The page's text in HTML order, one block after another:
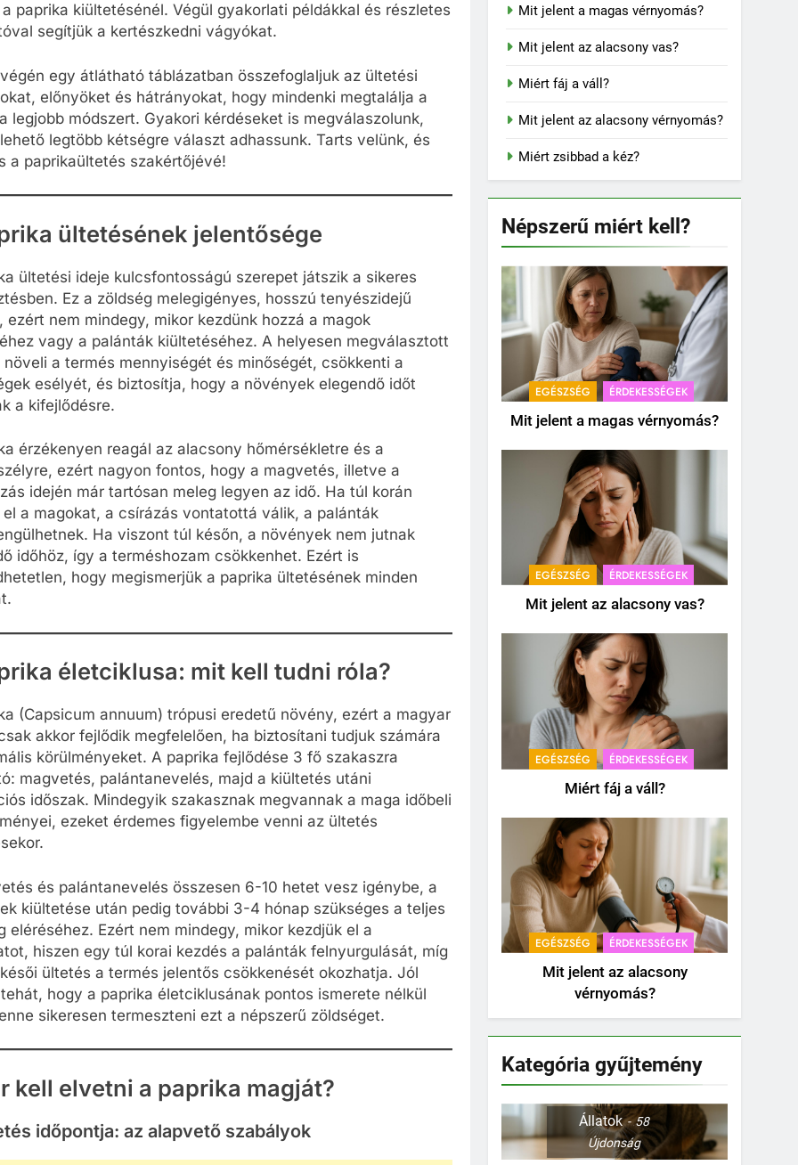
paprika kiültetésénél. Végül gyakorlati példákkal és részletes
segítjük a kertészkedni vágyókat.
egy átlátható táblázatban összefoglaljuk az ültetési
előnyöket és hátrányokat, hogy mindenki megtalálja a
legjobb módszert. Gyakori kérdéseket is megválaszolunk,
legtöbb kétségre választ adhassunk. Tarts velünk, és
a paprikaültetés szakértőjévé!
ültetésének jelentősége
ültetési ideje kulcsfontosságú szerepet játszik a sikeres
Ez a zöldség melegigényes, hosszú tenyészidejű
ezért nem mindegy, mikor kezdünk hozzá a magok
vagy a palánták kiültetéséhez. A helyesen megválasztott
növeli a termés mennyiségét és minőségét, csökkenti a
esélyét, és biztosítja, hogy a növények elegendő időt
a kifejlődésre.
érzékenyen reagál az alacsony hőmérsékletre és a
ezért nagyon fontos, hogy a magvetés, illetve a
idején már tartósan meleg legyen az idő. Ha túl korán
a magokat, a csírázás vontatottá válik, a palánták
Ha viszont túl későn, a növények nem jutnak
időhöz, így a terméshozam csökkenhet. Ezért is
hogy megismerjük a paprika ültetésének minden
életciklusa: mit kell tudni róla?
(Capsicum annuum) trópusi eredetű növény, ezért a magyar
akkor fejlődik megfelelően, ha biztosítani tudjuk számára
körülményeket. A paprika fejlődése 3 fő szakaszra
magvetés, palántanevelés, majd a kiültetés utáni
időszak. Mindegyik szakasznak megvannak a maga időbeli
ezeket érdemes figyelembe venni az ültetés
és palántanevelés összesen 6-10 hetet vesz igénybe, a
kiültetése után pedig további 3-4 hónap szükséges a teljes
eléréséhez. Ezért nem mindegy, mikor kezdjük el a
hiszen egy túl korai kezdés a palánták felnyurgulását, míg
ültetés a termés jelentős csökkenését okozhatja. Jól
hogy a paprika életciklusának pontos ismerete nélkül
sikeresen termeszteni ezt a népszerű zöldséget.
kell elvetni a paprika magját?
időpontja: az alapvető szabályok
Mit jelent a magas vérnyomás?
Mit jelent az alacsony vas?
Miért fáj a váll?
Mit jelent az alacsony vérnyomás?
Miért zsibbad a kéz?
Népszerű miért kell?
EGÉSZSÉG ÉRDEKESSÉGEK
Mit jelent a magas vérnyomás?
EGÉSZSÉG ÉRDEKESSÉGEK
Mit jelent az alacsony vas?
EGÉSZSÉG ÉRDEKESSÉGEK
Miért fáj a váll?
EGÉSZSÉG ÉRDEKESSÉGEK
Mit jelent az alacsony
vérnyomás?
Kategória gyűjtemény
Állatok
58
Újdonság